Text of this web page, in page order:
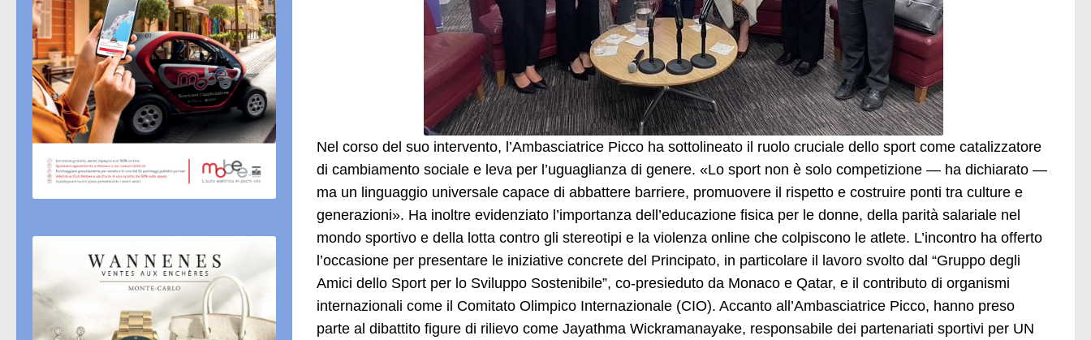
Nel corso del suo intervento, l’Ambasciatrice Picco ha sottolineato il ruolo cruciale dello sport come catalizzatore
di cambiamento sociale e leva per l’uguaglianza di genere. «Lo sport non è solo competizione — ha dichiarato —
ma un linguaggio universale capace di abbattere barriere, promuovere il rispetto e costruire ponti tra culture e
generazioni». Ha inoltre evidenziato l’importanza dell’educazione fisica per le donne, della parità salariale nel
mondo sportivo e della lotta contro gli stereotipi e la violenza online che colpiscono le atlete. L’incontro ha offerto
l’occasione per presentare le iniziative concrete del Principato, in particolare il lavoro svolto dal “Gruppo degli
Amici dello Sport per lo Sviluppo Sostenibile”, co-presieduto da Monaco e Qatar, e il contributo di organismi
internazionali come il Comitato Olimpico Internazionale (CIO). Accanto all’Ambasciatrice Picco, hanno preso
parte al dibattito figure di rilievo come Jayathma Wickramanayake, responsabile dei partenariati sportivi per UN